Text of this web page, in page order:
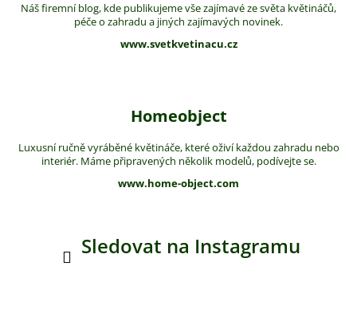
Náš firemní blog, kde publikujeme vše zajímavé ze světa květináčů,
péče o zahradu a jiných zajímavých novinek.
www.svetkvetinacu.cz
Homeobject
Luxusní ručně vyráběné květináče, které oživí každou zahradu nebo
interiér. Máme připravených několik modelů, podívejte se.
www.home-object.com
Sledovat na Instagramu